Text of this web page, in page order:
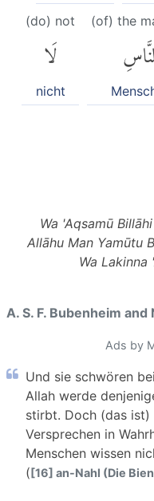
(of) the
(do) not
لَا
nicht
Wa 'Aqsamū
Allāhu Man Yamūtu
Wa Lakinna
A. S. F. Bubenheim and
Ads by
Und sie schwören
Allah werde
stirbt. Doch (das ist)
Versprechen in
Menschen wissen
([16] an-Nahl (Die